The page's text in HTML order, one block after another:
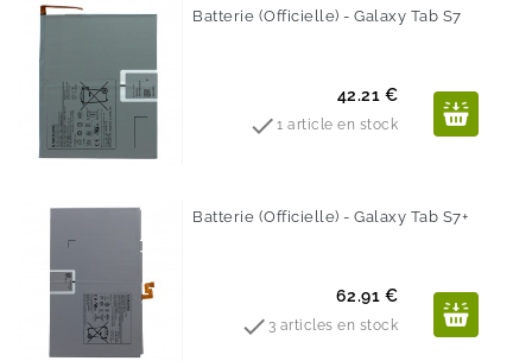
Batterie (Officielle) - Galaxy Tab S7
Prix
42.21 €
1 article en stock
Batterie (Officielle) - Galaxy Tab S7+
Prix
62.91 €
 3 articles en stock